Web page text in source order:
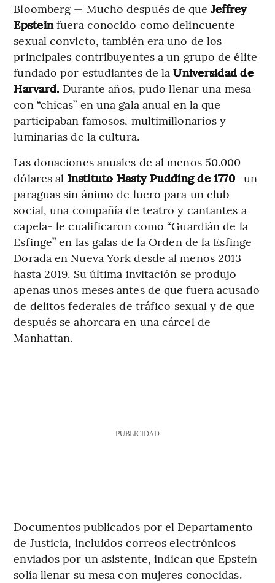
Bloomberg — Mucho después de que Jeffrey
Epsteinfuera conocido como delincuente
sexual convicto, también era uno de los
principales contribuyentes a un grupo de élite
fundado por estudiantes de laUniversidad de
Harvard. Durante años, pudo llenar una mesa
con “chicas” en una gala anual en la que
participaban famosos, multimillonarios y
luminarias de la cultura.
Las donaciones anuales de al menos 50.000
dólares al Instituto Hasty Pudding de 1770-un
paraguas sin ánimo de lucro para un club
social, una compañía de teatro y cantantes a
capela- le cualificaron como “Guardián de la
Esfinge” en las galas de la Orden de la Esfinge
Dorada en Nueva York desde al menos 2013
hasta 2019. Su última invitación se produjo
apenas unos meses antes de que fuera acusado
de delitos federales de tráfico sexual y de que
después se ahorcara en una cárcel de
Manhattan.
PUBLICIDAD
Documentos publicados por el Departamento
de Justicia, incluidos correos electrónicos
enviados por un asistente, indican que Epstein
solía llenar su mesa con mujeres conocidas.